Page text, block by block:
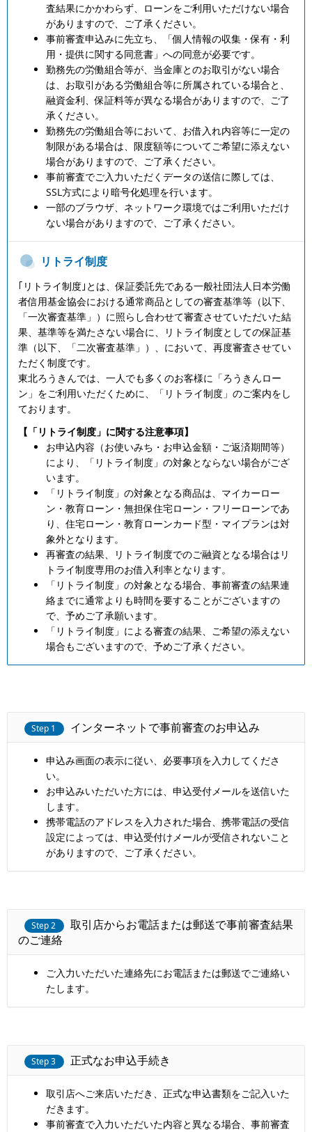
査結果にかかわらず、ローンをご利用いただけない場合
がありますので、ご了承ください。
事前審査申込みに先立ち、「個人情報の収集・保有・利
用・提供に関する同意書」への同意が必要です。
勤務先の労働組合等が、当金庫とのお取引がない場合
は、お取引がある労働組合等に所属されている場合と、
融資金利、保証料等が異なる場合がありますので、ご了
承ください。
勤務先の労働組合等において、お借入れ内容等に一定の
制限がある場合は、限度額等についてご希望に添えない
場合がありますので、ご了承ください。
事前審査でご入力いただくデータの送信に際しては、
SSL方式により暗号化処理を行います。
一部のブラウザ、ネットワーク環境ではご利用いただけ
ない場合がありますので、ご了承ください。
リトライ制度
｢リトライ制度｣とは、保証委託先である一般社団法人日本労働
者信用基金協会における通常商品としての審査基準等（以下、
「一次審査基準」）に照らし合わせて審査させていただいた結
果、基準等を満たさない場合に、リトライ制度としての保証基
準（以下、「二次審査基準」）、において、再度審査させてい
ただく制度です。
東北ろうきんでは、一人でも多くのお客様に「ろうきんロー
ン」をご利用いただくために、「リトライ制度」のご案内をし
ております。
【「リトライ制度」に関する注意事項】
お申込内容（お使いみち・お申込金額・ご返済期間等）
により、「リトライ制度」の対象とならない場合がござ
います。
「リトライ制度」の対象となる商品は、マイカーロー
ン・教育ローン・無担保住宅ローン・フリーローンであ
り、住宅ローン・教育ローンカード型・マイプランは対
象外となります。
再審査の結果、リトライ制度でのご融資となる場合はリ
トライ制度専用のお借入利率となります。
「リトライ制度」の対象となる場合、事前審査の結果連
絡までに通常よりも時間を要することがございますの
で、予めご了承願います。
「リトライ制度」による審査の結果、ご希望の添えない
場合もございますので、予めご了承ください。
Step 1 インターネットで事前審査のお申込み
申込み画面の表示に従い、必要事項を入力してくださ
い。
お申込みいただいた方には、申込受付メールを送信いた
します。
携帯電話のアドレスを入力された場合、携帯電話の受信
設定によっては、申込受付けメールが受信されないこと
がありますので、ご了承ください。
Step 2
取引店からお電話または郵送で事前審査結果
のご連絡
ご入力いただいた連絡先にお電話または郵送でご連絡い
たします。
Step 3 正式なお申込手続き
取引店へご来店いただき、正式な申込書類をご記入いた
だきます。
事前審査で入力いただいた内容と異なる場合、事前審査